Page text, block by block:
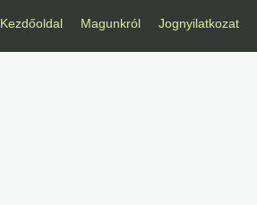
Kezdőoldal Magunkról Jognyilatkozat